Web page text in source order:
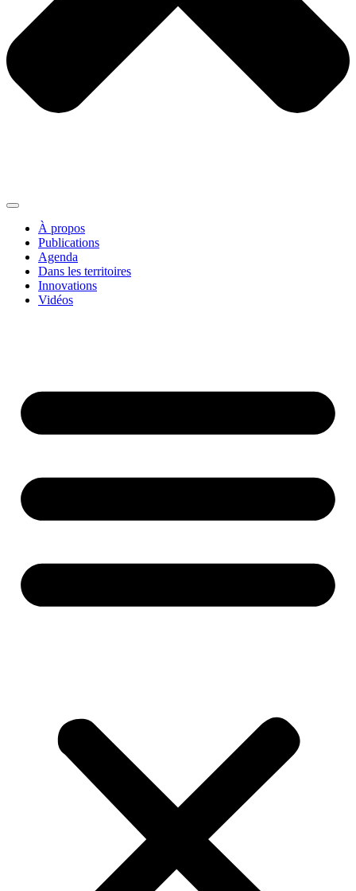
À propos
Publications
Agenda
Dans les territoires
Innovations
Vidéos